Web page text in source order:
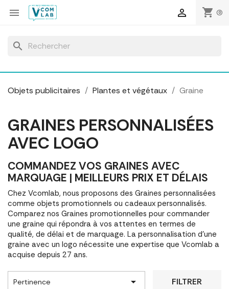
 shopping_cart (0)

search
Objets publicitaires Plantes et végétaux Graine
GRAINES PERSONNALISÉES
AVEC LOGO
COMMANDEZ VOS GRAINES AVEC
MARQUAGE | MEILLEURS PRIX ET DÉLAIS
Chez Vcomlab, nous proposons des Graines personnalisées
comme objets promotionnels ou cadeaux personnalisés.
Comparez nos Graines promotionnelles pour commander
une graine qui répondra à vos attentes en termes de
qualité, de délai et de marquage. La personnalisation d'une
graine avec un logo nécessite une expertise que Vcomlab a
acquise depuis 27 ans.
Pertinence  FILTRER
Panneau de gestion des cookies